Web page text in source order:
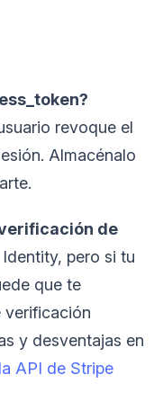
revoque el
Almacénalo
de
pero si tu
que te
verificación
y desventajas en
API de Stripe